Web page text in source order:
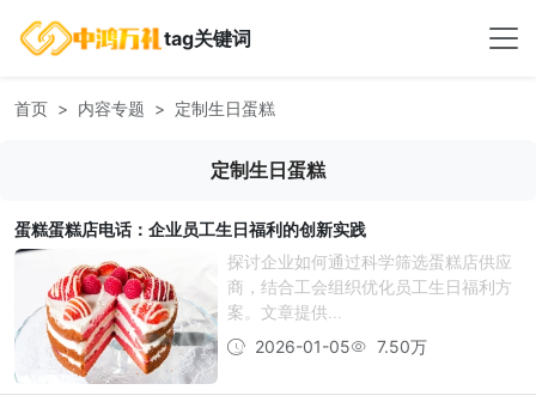
tag关键词
首页 内容专题 定制生日蛋糕
定制生日蛋糕
蛋糕蛋糕店电话：企业员工生日福利的创新实践
探讨企业如何通过科学筛选蛋糕店供应
商，结合工会组织优化员工生日福利方
案。文章提供...
2026-01-05
7.50万